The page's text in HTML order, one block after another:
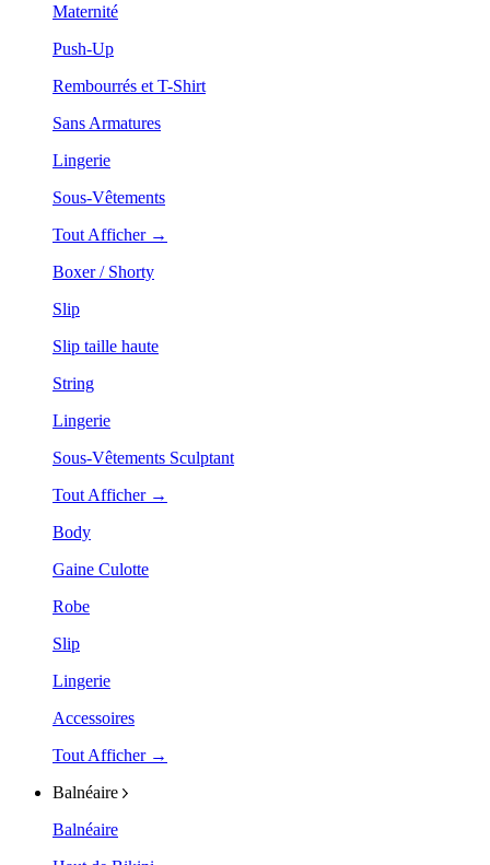
Maternité
Push-Up
Rembourrés et T-Shirt
Sans Armatures
Lingerie
Sous-Vêtements
Tout Afficher →
Boxer / Shorty
Slip
Slip taille haute
String
Lingerie
Sous-Vêtements Sculptant
Tout Afficher →
Body
Gaine Culotte
Robe
Slip
Lingerie
Accessoires
Tout Afficher →
Balnéaire
Balnéaire